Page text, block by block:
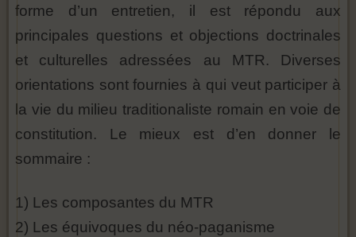
forme d’un entretien, il est répondu aux
principales questions et objections doctrinales
et culturelles adressées au MTR. Diverses
orientations sont fournies à qui veut participer à
la vie du milieu traditionaliste romain en voie de
constitution. Le mieux est d’en donner le
sommaire :
1) Les composantes du MTR
2) Les équivoques du néo-paganisme